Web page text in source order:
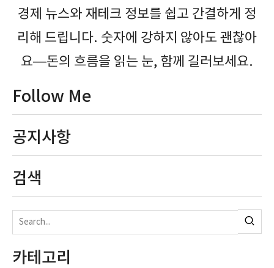
경제 뉴스와 재테크 정보를 쉽고 간결하게 정
리해 드립니다. 숫자에 강하지 않아도 괜찮아
요—돈의 흐름을 읽는 눈, 함께 길러보세요.
Follow Me
공지사항
검색
카테고리